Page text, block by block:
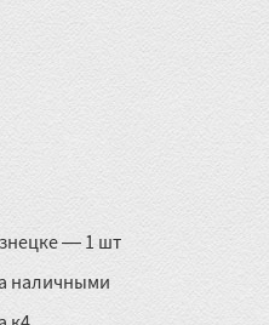
— 1 шт
наличными